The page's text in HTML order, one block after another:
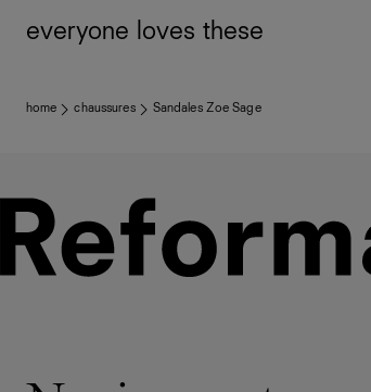
everyone loves these
home chaussures Sandales Zoe Sage